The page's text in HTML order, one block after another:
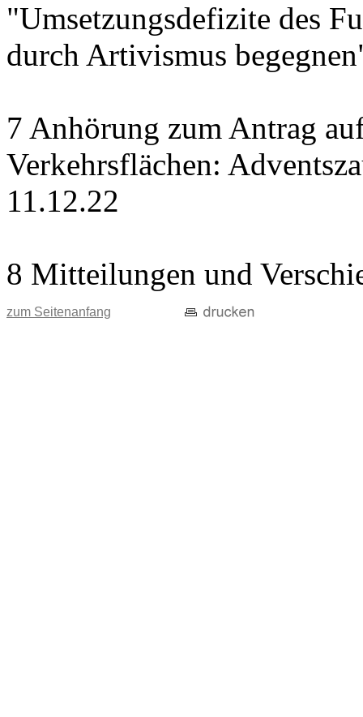
"Umsetzungsdefizite des
durch Artivismus
7 Anhörung zum Antrag
Verkehrsflächen:
11.12.22
8 Mitteilungen und
zum Seitenanfang